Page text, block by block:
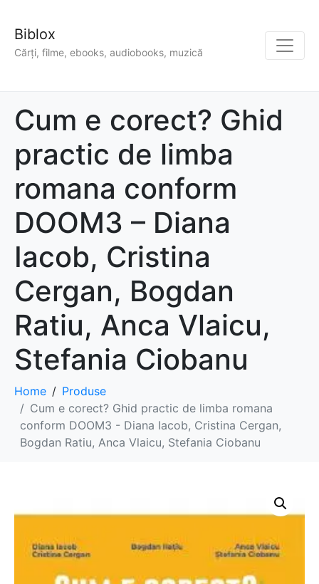
Biblox
Cărți, filme, ebooks, audiobooks, muzică
Cum e corect? Ghid
practic de limba
romana conform
DOOM3 – Diana
Iacob, Cristina
Cergan, Bogdan
Ratiu, Anca Vlaicu,
Stefania Ciobanu
Home
Produse
Cum e corect? Ghid practic de limba romana
conform DOOM3 - Diana Iacob, Cristina Cergan,
Bogdan Ratiu, Anca Vlaicu, Stefania Ciobanu